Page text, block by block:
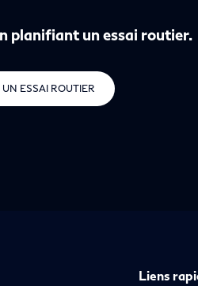
planifiant un essai routier.
ESSAI ROUTIER
Liens